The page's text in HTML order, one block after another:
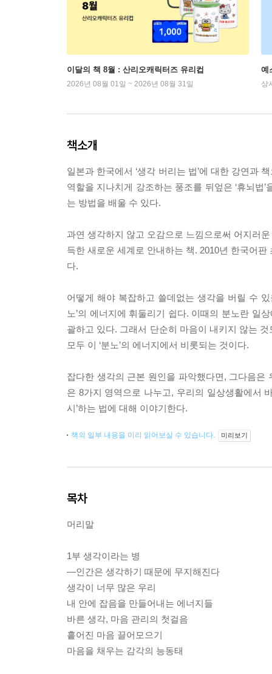
이달의 책 8월 : 산리오캐릭터즈 유리컵
2026년 08월 01일 ~ 2026년 08월 31일
예
상
책소개
일본과 한국에서 ‘생각 버리는 법’에 대한 강연
역할을 지나치게 강조하는 풍조를 뒤엎은 ‘휴뇌
는 방법을 배울 수 있다.
과연 생각하지 않고 오감으로 느낌으로써 어지러
득한 새로운 세계로 안내하는 책. 2010년 한국어
다.
어떻게 해야 복잡하고 쓸데없는 생각을 버릴 수
노’의 에너지에 휘둘리기 쉽다. 이때의 분노란 일
괄하고 있다. 그래서 단순히 마음이 내키지 않는
모두 이 ‘분노’의 에너지에서 비롯되는 것이다.
잡다한 생각의 근본 원인을 파악했다면, 그다음
은 8가지 영역으로 나누고, 우리의 일상생활에서
시’하는 법에 대해 이야기한다.
책의 일부 내용을 미리 읽어보실 수 있습니다. 미리보기
목차
머리말
1부 생각이라는 병
―인간은 생각하기 때문에 무지해진다
생각이 너무 많은 우리
내 안에 잡음을 만들어내는 에너지들
바른 생각, 마음 관리의 첫걸음
흩어진 마음 끌어모으기
마음을 채우는 감각의 능동태